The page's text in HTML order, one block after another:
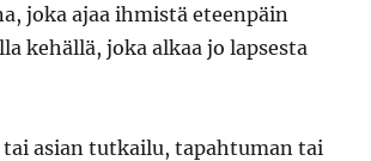
joka ajaa ihmistä eteenpäin
kehällä, joka alkaa jo lapsesta
asian tutkailu, tapahtuman tai